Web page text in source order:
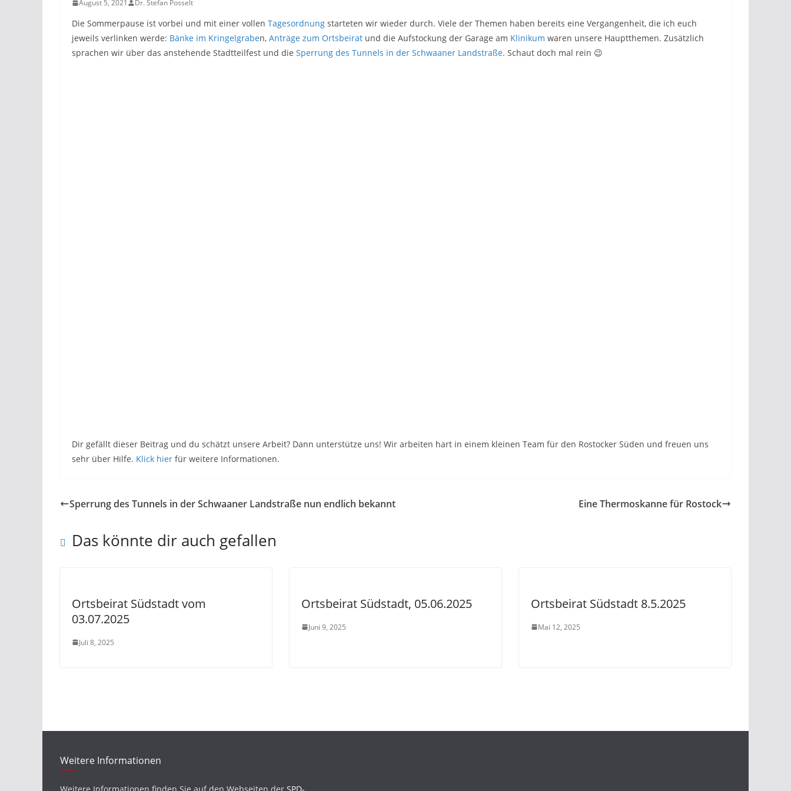
August 5, 2021 Dr. Stefan Posselt
Die Sommerpause ist vorbei und mit einer vollen Tagesordnung starteten wir wieder durch. Viele der Themen haben bereits eine Vergangenheit, die ich euch
jeweils verlinken werde: Bänke im Kringelgraben, Anträge zum Ortsbeirat und die Aufstockung der Garage am Klinikum waren unsere Hauptthemen. Zusätzlich
sprachen wir über das anstehende Stadtteilfest und die Sperrung des Tunnels in der Schwaaner Landstraße. Schaut doch mal rein 😉
Dir gefällt dieser Beitrag und du schätzt unsere Arbeit? Dann unterstütze uns! Wir arbeiten hart in einem kleinen Team für den Rostocker Süden und freuen uns
sehr über Hilfe. Klick hier für weitere Informationen.
Sperrung des Tunnels in der Schwaaner Landstraße nun endlich bekannt Eine Thermoskanne für Rostock
Das könnte dir auch gefallen
Ortsbeirat Südstadt vom
03.07.2025
Juli 8, 2025
Ortsbeirat Südstadt, 05.06.2025
Juni 9, 2025
Ortsbeirat Südstadt 8.5.2025
Mai 12, 2025
Weitere Informationen